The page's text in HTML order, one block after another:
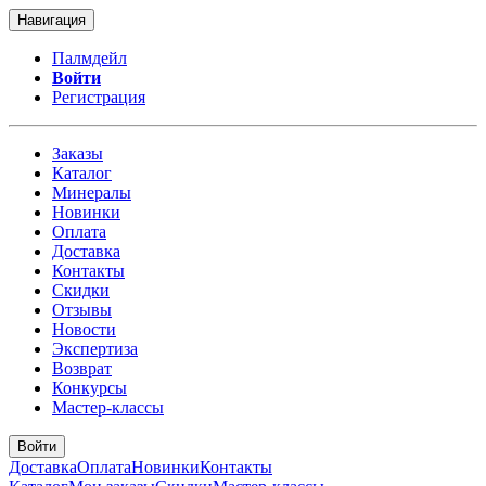
Навигация
Палмдейл
Войти
Регистрация
Заказы
Каталог
Минералы
Новинки
Оплата
Доставка
Контакты
Скидки
Отзывы
Новости
Экспертиза
Возврат
Конкурсы
Мастер-классы
Войти
ДоставкаОплатаНовинкиКонтакты